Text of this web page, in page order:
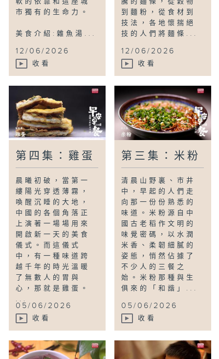
市獨有的生命力。
美食介紹:雜魚湯...
12/06/2026
收看
到麵粉，從食材到
技法，各地懷揣絕
技的人們將麵條...
12/06/2026
收看
第四集：雞蛋
晨曦初破，當第一
縷陽光穿透薄霧，
喚醒沉睡的大地，
中國的各個角落正
上演著一場場用來
開啟新一天的美食
儀式。而這儀式
中，有一種味道跨
越千年的時光溫暖
了無數人的胃與
心，那就是雞蛋。
...
05/06/2026
收看
第三集：米粉
清晨山野裏、市井
中，早起的人們走
向那一份份熟悉的
味道。米粉源自中
國古老稻作文明的
味覺密碼，以水潤
米香、柔韌細膩的
姿態，悄然佔據了
不少人的三餐之
始。米粉那種與生
俱來的「和諧」...
05/06/2026
收看